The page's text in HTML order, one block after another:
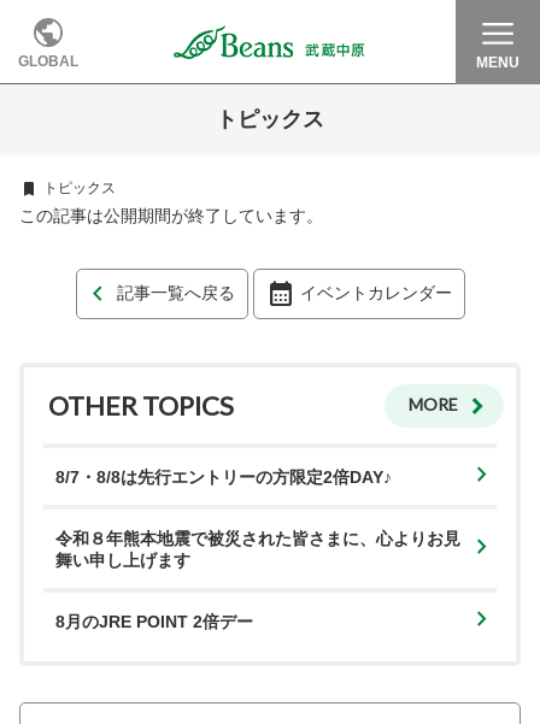
GLOBAL MENU
トピックス
トピックス
この記事は公開期間が終了しています。
記事一覧へ戻る イベントカレンダー
OTHER TOPICS MORE
8/7・8/8は先行エントリーの方限定2倍DAY♪
令和８年熊本地震で被災された皆さまに、心よりお見
舞い申し上げます
8月のJRE POINT 2倍デー